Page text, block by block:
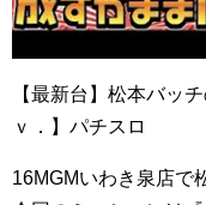
【最新台】松本バッ
ｖ．】パチスロ
16MGMいわき泉店で